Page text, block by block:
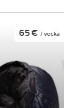
65 € / vecka